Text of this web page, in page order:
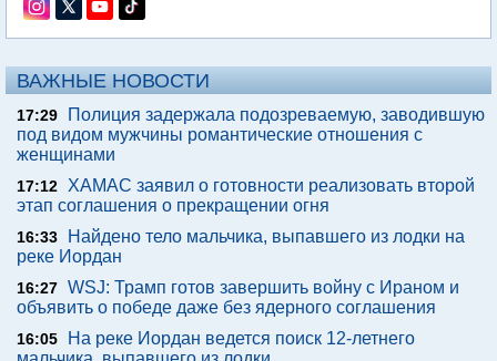
ВАЖНЫЕ НОВОСТИ
17:29
Полиция задержала подозреваемую, заводившую
под видом мужчины романтические отношения с
женщинами
17:12
ХАМАС заявил о готовности реализовать второй
этап соглашения о прекращении огня
16:33
Найдено тело мальчика, выпавшего из лодки на
реке Иордан
16:27 WSJ: Трамп готов завершить войну с Ираном и
объявить о победе даже без ядерного соглашения
16:05
На реке Иордан ведется поиск 12-летнего